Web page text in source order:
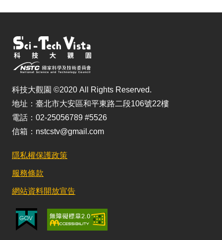
科技大觀園 ©2020 All Rights Reserved.
地址：臺北市大安區和平東路二段106號22樓
電話：02-25056789 #5526
信箱：nstcstv@gmail.com
隱私權保護政策
服務條款
網站資料開放宣告